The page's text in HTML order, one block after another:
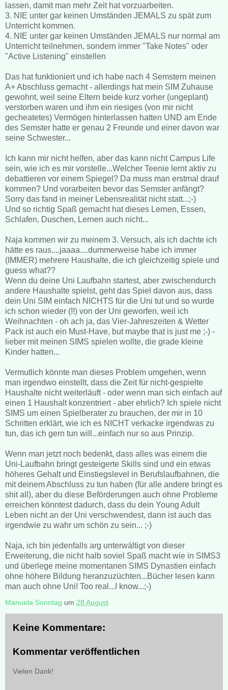
lassen, damit man mehr Zeit hat vorzuarbeiten.
3. NIE unter gar keinen Umständen JEMALS zu spät zum
Unterricht kommen.
4. NIE unter gar keinen Umständen JEMALS nur normal am
Unterricht teilnehmen, sondern immer "Take Notes" oder
"Active Listening" einstellen
Das hat funktioniert und ich habe nach 4 Semstern meinen
A+ Abschluss gemacht - allerdings hat mein SIM Zuhause
gewohnt, weil seine Eltern beide kurz vorher (ungeplant)
verstorben waren und ihm ein riesiges (von mir nicht
gecheatetes) Vermögen hinterlassen hatten UND am Ende
des Semster hatte er genau 2 Freunde und einer davon war
seine Schwester...
Ich kann mir nicht helfen, aber das kann nicht Campus Life
sein, wie ich es mir vorstelle...Welcher Teenie lernt aktiv zu
debattieren vor einem Spiegel? Da muss man erstmal drauf
kommen? Und vorarbeiten bevor das Semster anfängt?
Sorry das fand in meiner Lebensrealität nicht statt...;-)
Und so richtig Spaß gemacht hat dieses Lernen, Essen,
Schlafen, Duschen, Lernen auch nicht...
Naja kommen wir zu meinem 3. Versuch, als ich dachte ich
hätte es raus....jaaaa....dummerweise habe ich immer
(IMMER) mehrere Haushalte, die ich gleichzeitig spiele und
guess what??
Wenn du deine Uni Laufbahn startest, aber zwischendurch
andere Haushalte spielst, geht das Spiel davon aus, dass
dein Uni SIM einfach NICHTS für die Uni tut und so wurde
ich schon wieder (!!) von der Uni geworfen, weil ich
Weihnachten - oh ach ja, das Vier-Jahreszeiten & Wetter
Pack ist auch ein Must-Have, but maybe that is just me ;-) -
lieber mit meinen SIMS spielen wollte, die grade kleine
Kinder hatten...
Vermutlich könnte man dieses Problem umgehen, wenn
man irgendwo einstellt, dass die Zeit für nicht-gespielte
Haushalte nicht weiterläuft - oder wenn man sich einfach auf
einen 1 Haushalt konzentriert - aber ehrlich? Ich spiele nicht
SIMS um einen Spielberater zu brauchen, der mir in 10
Schritten erklärt, wie ich es NICHT verkacke irgendwas zu
tun, das ich gern tun will...einfach nur so aus Prinzip.
Wenn man jetzt noch bedenkt, dass alles was einem die
Uni-Laufbahn bringt gesteigerte Skills sind und ein etwas
höheres Gehalt und Einstiegslevel in Berufslaufbahnen, die
mit deinem Abschluss zu tun haben (für alle andere bringt es
shit all), aber du diese Beförderungen auch ohne Probleme
erreichen könntest dadurch, dass du dein Young Adult
Leben nicht an der Uni verschwendest, dann ist auch das
irgendwie zu wahr um schön zu sein... ;-)
Naja, ich bin jedenfalls arg unterwältigt von dieser
Erweiterung, die nicht halb soviel Spaß macht wie in SIMS3
und überlege meine momentanen SIMS Dynastien einfach
ohne höhere Bildung heranzuzüchten...Bücher lesen kann
man auch ohne Uni! Too real...I know...;-)
Manuela Sonntag um 28 August
Keine Kommentare:
Kommentar veröffentlichen
Vielen Dank!